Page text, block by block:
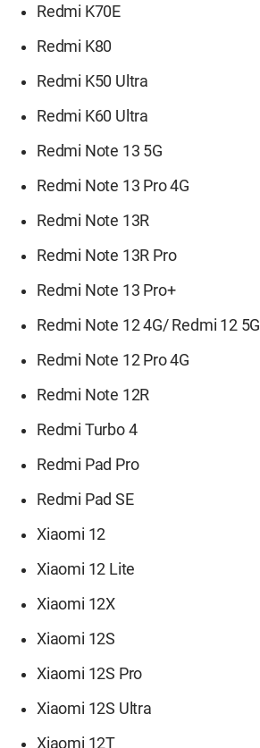
Redmi K70E
Redmi K80
Redmi K50 Ultra
Redmi K60 Ultra
Redmi Note 13 5G
Redmi Note 13 Pro 4G
Redmi Note 13R
Redmi Note 13R Pro
Redmi Note 13 Pro+
Redmi Note 12 4G/ Redmi 12 5G
Redmi Note 12 Pro 4G
Redmi Note 12R
Redmi Turbo 4
Redmi Pad Pro
Redmi Pad SE
Xiaomi 12
Xiaomi 12 Lite
Xiaomi 12X
Xiaomi 12S
Xiaomi 12S Pro
Xiaomi 12S Ultra
Xiaomi 12T